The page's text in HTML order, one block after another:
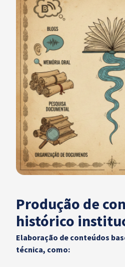
Produção de
histórico
Elaboração de conteúdos
técnica, como: